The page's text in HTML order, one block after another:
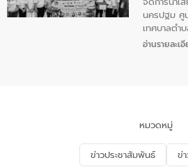
เสียสาขาภู
5 คน ร่วมท
ชายหาดแล
นครปฐม ศู
เทศบาลตำ
กิจกรรมภา
จัดการน้ำเสี
อนุรักษ์สิ่ง
และการบำบั
เกี่ยวกับสา
อ่านรายละเ
หมวดหมู่
ข่าวประชาสัมพันธ์ ข่